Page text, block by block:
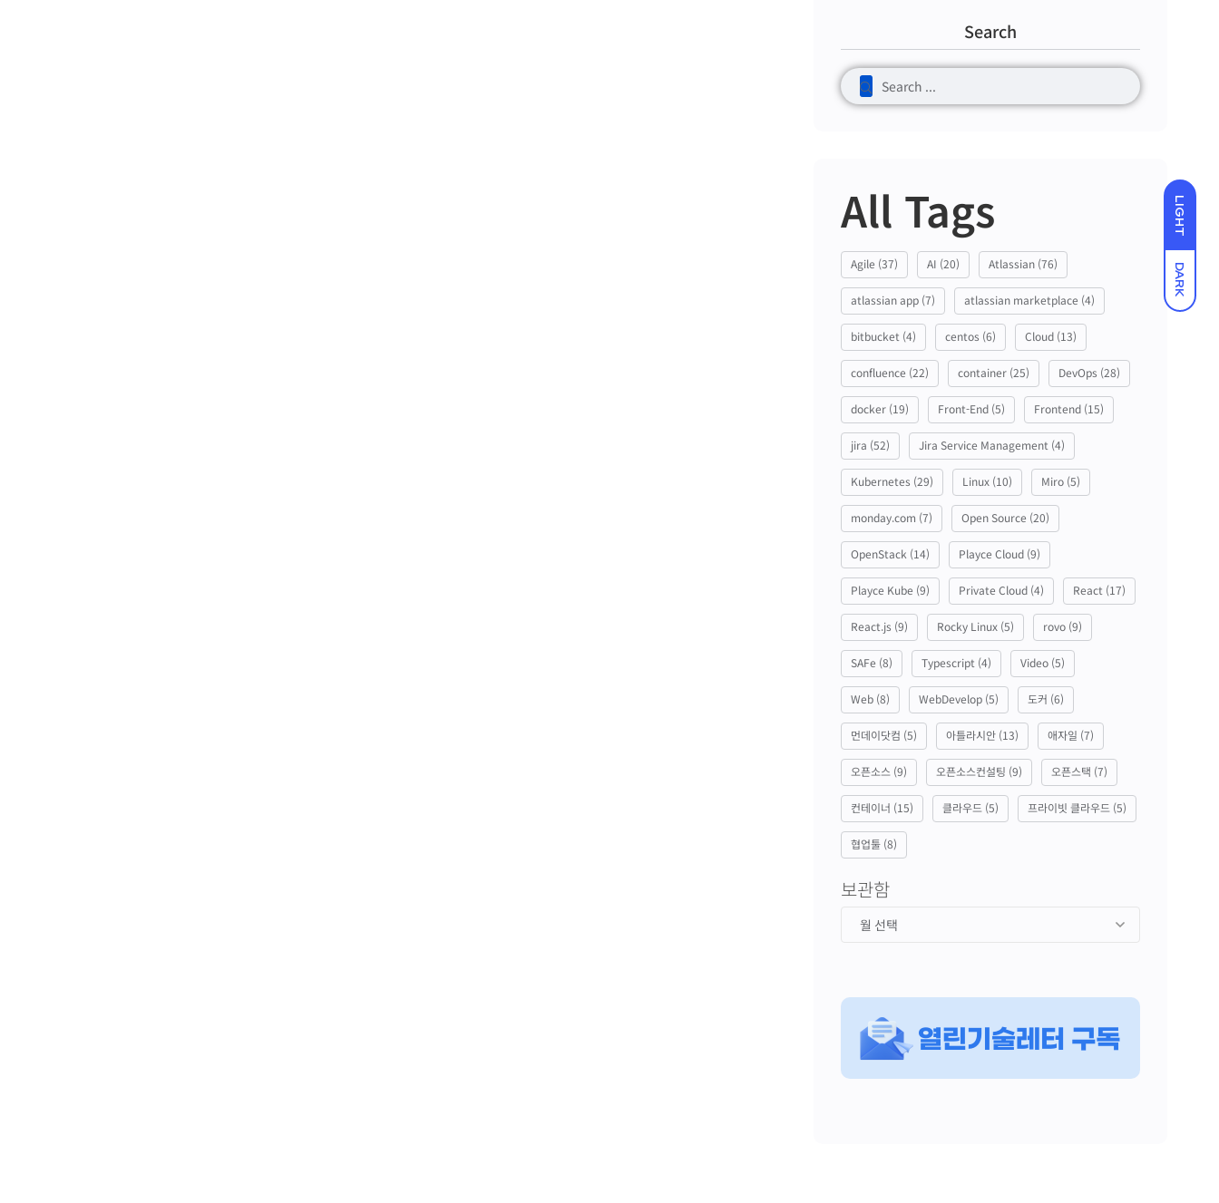
LIGHT
DARK
Search
All Tags
Agile (37) AI (20) Atlassian (76)
atlassian app (7) atlassian marketplace (4)
bitbucket (4) centos (6) Cloud (13)
confluence (22) container (25) DevOps (28)
docker (19) Front-End (5) Frontend (15)
jira (52) Jira Service Management (4)
Kubernetes (29) Linux (10) Miro (5)
monday.com (7) Open Source (20)
OpenStack (14) Playce Cloud (9)
Playce Kube (9) Private Cloud (4) React (17)
React.js (9) Rocky Linux (5) rovo (9)
SAFe (8) Typescript (4) Video (5)
Web (8) WebDevelop (5) 도커 (6)
먼데이닷컴 (5) 아틀라시안 (13) 애자일 (7)
오픈소스 (9) 오픈소스컨설팅 (9) 오픈스택 (7)
컨테이너 (15) 클라우드 (5) 프라이빗 클라우드 (5)
협업툴 (8)
보관함